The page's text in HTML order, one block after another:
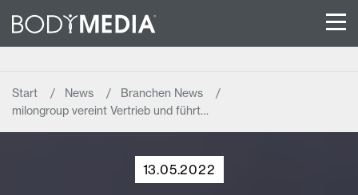
Start News
Branchen News
milongroup vereint Vertrieb und führt…
13.05.2022